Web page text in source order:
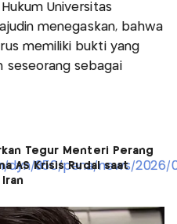
Universitas
menegaskan, bahwa
memiliki bukti yang
seseorang sebagai
Tegur Menteri Perang
AS Krisis Rudal saat
Iran